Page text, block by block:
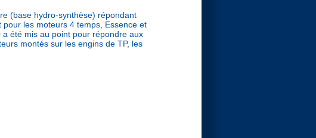
(base hydro-synthèse) répondant
les moteurs 4 temps, Essence et
été mis au point pour répondre aux
montés sur les engins de TP, les